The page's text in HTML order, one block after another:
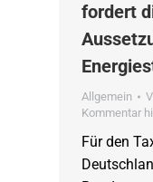
fordert
Allgemein
Kommentar
Für den